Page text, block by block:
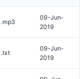
.mp3
09-Jun-
2019
.txt
09-Jun-
2019